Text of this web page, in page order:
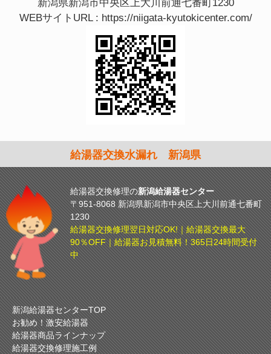
新潟県新潟市中央区上大川前通七番町1230
WEBサイトURL : https://niigata-kyutokicenter.com/
給湯器交換水漏れ 新潟県
給湯器交換修理の新潟給湯器センター
〒951-8068 新潟県新潟市中央区上大川前通七番町
1230
給湯器交換修理翌日対応OK!｜給湯器交換最大
90％OFF｜給湯器お見積無料！365日24時間受付
中
新潟給湯器センターTOP
お勧め！激安給湯器
給湯器商品ラインナップ
給湯器交換修理施工例